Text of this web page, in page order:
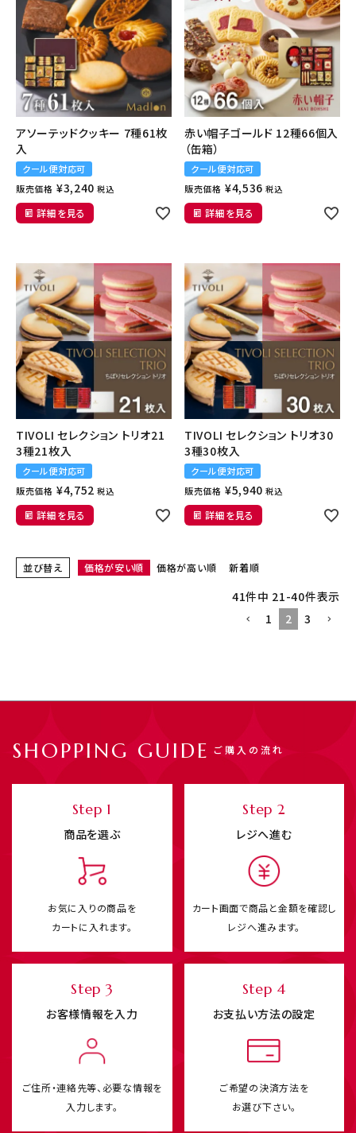
アソーテッドクッキー 7種61枚
入
クール便対応可
販売価格 ¥3,240 税込
詳細を見る
赤い帽子ゴールド 12種66個入
（缶箱）
クール便対応可
販売価格 ¥4,536 税込
詳細を見る
TIVOLI セレクション トリオ21
3種21枚入
クール便対応可
販売価格 ¥4,752 税込
詳細を見る
TIVOLI セレクション トリオ30
3種30枚入
クール便対応可
販売価格 ¥5,940 税込
詳細を見る
並び替え 価格が安い順 価格が高い順 新着順
41件中 21-40件表示
1
2 3
SHOPPING GUIDE ご購入の流れ
Step 1
商品を選ぶ
お気に入りの商品を
カートに入れます。
Step 2
レジへ進む
カート画面で商品と金額を確認し
レジへ進みます。
Step 3
お客様情報を入力
ご住所・連絡先等、必要な情報を
入力します。
Step 4
お支払い方法の設定
ご希望の決済方法を
お選び下さい。